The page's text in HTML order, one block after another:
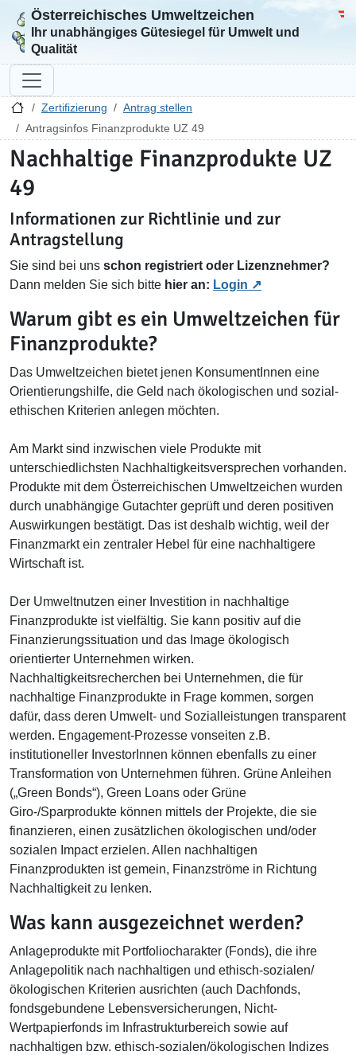
Zur Startseite
Österreichisches Umweltzeichen
Ihr unabhängiges Gütesiegel für Umwelt und
Qualität
Zertifizierung
Antrag stellen
Antragsinfos Finanzprodukte UZ 49
Nachhaltige Finanzprodukte UZ
49
Informationen zur Richtlinie und zur
Antragstellung
Sie sind bei uns schon registriert oder Lizenznehmer?
Dann melden Sie sich bitte hier an: Login
Warum gibt es ein Umweltzeichen für
Finanzprodukte?
Das Umweltzeichen bietet jenen KonsumentInnen eine
Orientierungshilfe, die Geld nach ökologischen und sozial-
ethischen Kriterien anlegen möchten.
Am Markt sind inzwischen viele Produkte mit
unterschiedlichsten Nachhaltigkeitsversprechen vorhanden.
Produkte mit dem Österreichischen Umweltzeichen wurden
durch unabhängige Gutachter geprüft und deren positiven
Auswirkungen bestätigt. Das ist deshalb wichtig, weil der
Finanzmarkt ein zentraler Hebel für eine nachhaltigere
Wirtschaft ist.
Der Umweltnutzen einer Investition in nachhaltige
Finanzprodukte ist vielfältig. Sie kann positiv auf die
Finanzierungssituation und das Image ökologisch
orientierter Unternehmen wirken.
Nachhaltigkeitsrecherchen bei Unternehmen, die für
nachhaltige Finanzprodukte in Frage kommen, sorgen
dafür, dass deren Umwelt- und Sozialleistungen transparent
werden. Engagement-Prozesse vonseiten z.B.
institutioneller InvestorInnen können ebenfalls zu einer
Transformation von Unternehmen führen. Grüne Anleihen
(„Green Bonds“), Green Loans oder Grüne
Giro-/Sparprodukte können mittels der Projekte, die sie
finanzieren, einen zusätzlichen ökologischen und/oder
sozialen Impact erzielen. Allen nachhaltigen
Finanzprodukten ist gemein, Finanzströme in Richtung
Nachhaltigkeit zu lenken.
Was kann ausgezeichnet werden?
Anlageprodukte mit Portfoliocharakter (Fonds), die ihre
Anlagepolitik nach nachhaltigen und ethisch-sozialen/
ökologischen Kriterien ausrichten (auch Dachfonds,
fondsgebundene Lebensversicherungen, Nicht-
Wertpapierfonds im Infrastrukturbereich sowie auf
nachhaltigen bzw. ethisch-sozialen/ökologischen Indizes